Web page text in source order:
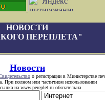
НОВОСТИ
ПЕРЕПЛЕТА"
Новости
о регистрации в Министерстве
При полном или частичном использовании
на www.pereplet.ru обязательна.